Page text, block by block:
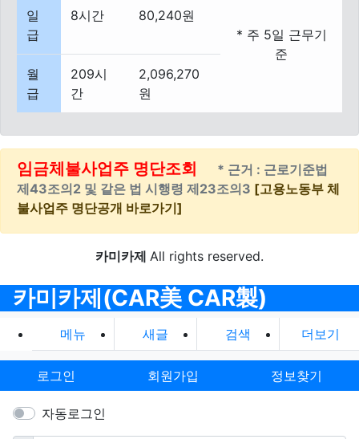
일
급
8시간
80,240원
* 주 5일 근무기
준
월
급
209시
간
2,096,270
원
임금체불사업주 명단조회
* 근거 : 근로기준법
제43조의2 및 같은 법 시행령 제23조의3 [고용노동부 체
불사업주 명단공개 바로가기]
카미카제 All rights reserved.
카미카제(CAR美 CAR製)
메뉴 새글 검색 더보기
로그인 회원가입 정보찾기
자동로그인